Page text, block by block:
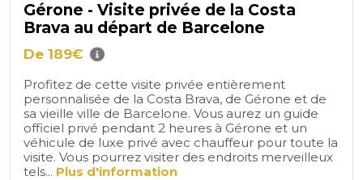
Gérone - Visite privée de la Costa
Brava au départ de Barcelone
De 189€
Profitez de cette visite privée entièrement
personnalisée de la Costa Brava, de Gérone et de
sa vieille ville de Barcelone. Vous aurez un guide
officiel privé pendant 2 heures à Gérone et un
véhicule de luxe privé avec chauffeur pour toute la
visite. Vous pourrez visiter des endroits merveilleux
tels... Plus d'information